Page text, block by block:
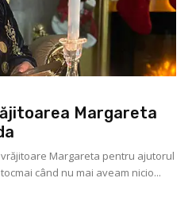
Margareta
Margareta pentru ajutorul
când nu mai aveam nicio...